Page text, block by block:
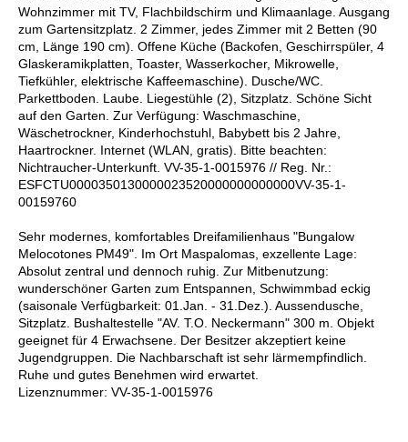
Wohnzimmer mit TV, Flachbildschirm und Klimaanlage. Ausgang
zum Gartensitzplatz. 2 Zimmer, jedes Zimmer mit 2 Betten (90
cm, Länge 190 cm). Offene Küche (Backofen, Geschirrspüler, 4
Glaskeramikplatten, Toaster, Wasserkocher, Mikrowelle,
Tiefkühler, elektrische Kaffeemaschine). Dusche/WC.
Parkettboden. Laube. Liegestühle (2), Sitzplatz. Schöne Sicht
auf den Garten. Zur Verfügung: Waschmaschine,
Wäschetrockner, Kinderhochstuhl, Babybett bis 2 Jahre,
Haartrockner. Internet (WLAN, gratis). Bitte beachten:
Nichtraucher-Unterkunft. VV-35-1-0015976 // Reg. Nr.:
ESFCTU0000350130000023520000000000000VV-35-1-
00159760
Sehr modernes, komfortables Dreifamilienhaus "Bungalow
Melocotones PM49". Im Ort Maspalomas, exzellente Lage:
Absolut zentral und dennoch ruhig. Zur Mitbenutzung:
wunderschöner Garten zum Entspannen, Schwimmbad eckig
(saisonale Verfügbarkeit: 01.Jan. - 31.Dez.). Aussendusche,
Sitzplatz. Bushaltestelle "AV. T.O. Neckermann" 300 m. Objekt
geeignet für 4 Erwachsene. Der Besitzer akzeptiert keine
Jugendgruppen. Die Nachbarschaft ist sehr lärmempfindlich.
Ruhe und gutes Benehmen wird erwartet.
Lizenznummer: VV-35-1-0015976